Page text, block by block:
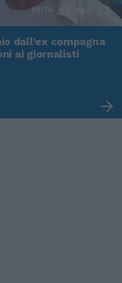
01:16
dall'ex compagna
ai giornalisti